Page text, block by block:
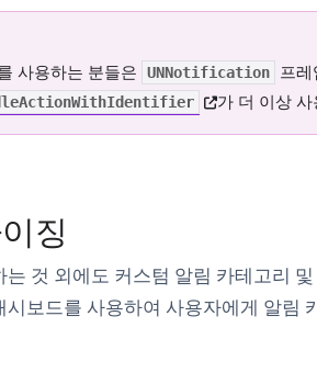
사용하는 분들은 UNNotification
프
(opens in new
가 더 이상
징
는 것 외에도 커스텀 알림 카테고리
보드를 사용하여 사용자에게 알림